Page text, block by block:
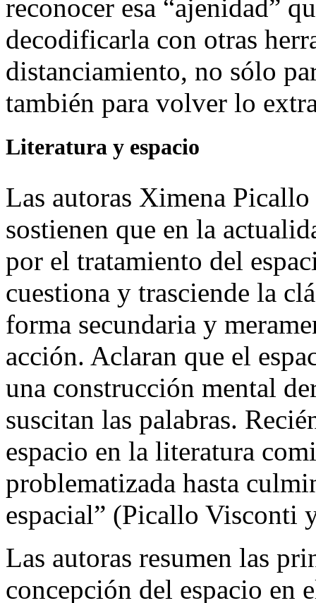
reconocer esa “ajenidad”
decodificarla con otras
distanciamiento, no sólo
también para volver lo
Literatura y espacio
Las autoras Ximena
sostienen que en la
por el tratamiento del
cuestiona y trasciende la
forma secundaria y
acción. Aclaran que el
una construcción mental
suscitan las palabras.
espacio en la literatura
problematizada hasta
espacial” (Picallo Visconti
Las autoras resumen las
concepción del espacio en